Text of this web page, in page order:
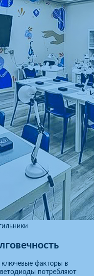
факторы в
потребляют